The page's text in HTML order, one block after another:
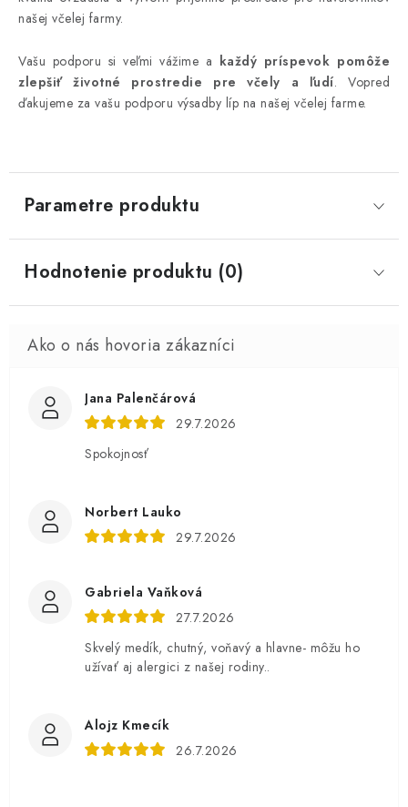
našej včelej farmy.
Vašu podporu si veľmi vážime a každý príspevok pomôže
zlepšiť životné prostredie pre včely a ľudí. Vopred
ďakujeme za vašu podporu výsadby líp na našej včelej farme.
Parametre produktu
Hodnotenie produktu (0)
Jana Palenčárová
29.7.2026
Spokojnosť
Norbert Lauko
29.7.2026
Gabriela Vaňková
27.7.2026
Skvelý medík, chutný, voňavý a hlavne- môžu ho
užívať aj alergici z našej rodiny..
Alojz Kmecík
26.7.2026